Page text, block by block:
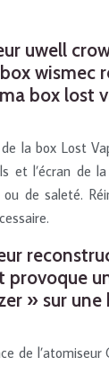
uwell
wismec
box lost
la box Lost
et l’écran de
de saleté.
provoque
» sur une
de l’atomiseur